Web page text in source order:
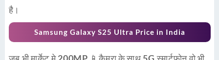
है।
Samsung Galaxy S25 Ultra Price in India